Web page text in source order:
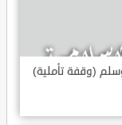
(وقفة تأملية)